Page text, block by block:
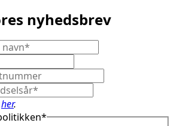
nyhedsbrev
her.
*